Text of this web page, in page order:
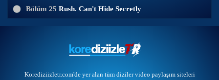
Bölüm 25 Rush. Can't Hide Secretly
Korediziizletr.com'de yer alan tüm diziler video paylaşım siteleri